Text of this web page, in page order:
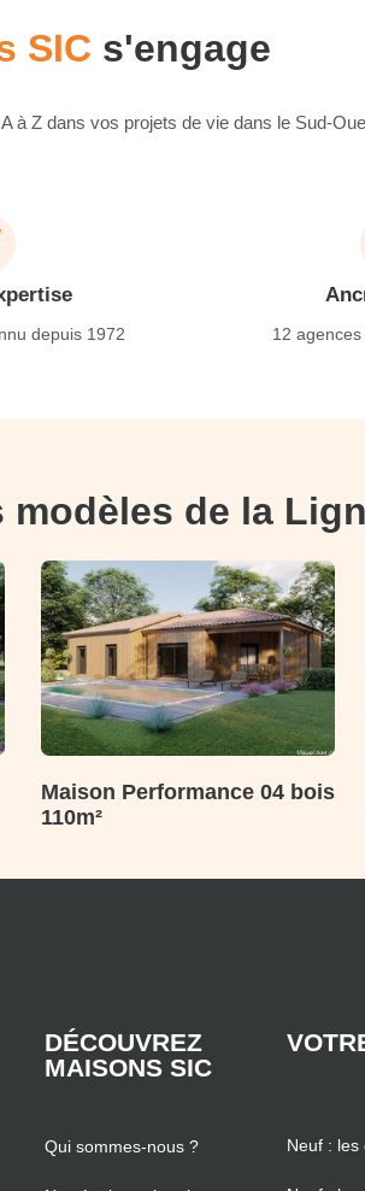
SIC s'engage
à Z dans vos projets de vie dans le Sud-
depuis 1972 12
modèles de la
Maison Performance 04 bois
110m²
DÉCOUVREZ
MAISONS SIC
Qui sommes-nous ? Neuf : les